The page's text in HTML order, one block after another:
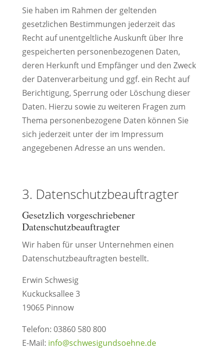
Sie haben im Rahmen der geltenden
gesetzlichen Bestimmungen jederzeit das
Recht auf unentgeltliche Auskunft über Ihre
gespeicherten personenbezogenen Daten,
deren Herkunft und Empfänger und den Zweck
der Datenverarbeitung und ggf. ein Recht auf
Berichtigung, Sperrung oder Löschung dieser
Daten. Hierzu sowie zu weiteren Fragen zum
Thema personenbezogene Daten können Sie
sich jederzeit unter der im Impressum
angegebenen Adresse an uns wenden.
3. Datenschutzbeauftragter
Gesetzlich vorgeschriebener
Datenschutzbeauftragter
Wir haben für unser Unternehmen einen
Datenschutzbeauftragten bestellt.
Erwin Schwesig
Kuckucksallee 3
19065 Pinnow
Telefon: 03860 580 800
E-Mail: info@schwesigundsoehne.de